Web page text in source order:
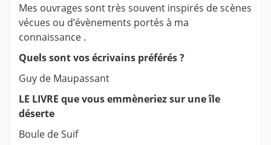
Mes ouvrages sont très souvent inspirés de scènes
vécues ou d’évènements portés à ma
connaissance .
Quels sont vos écrivains préférés ?
Guy de Maupassant
LE LIVRE que vous emmèneriez sur une île
déserte
Boule de Suif